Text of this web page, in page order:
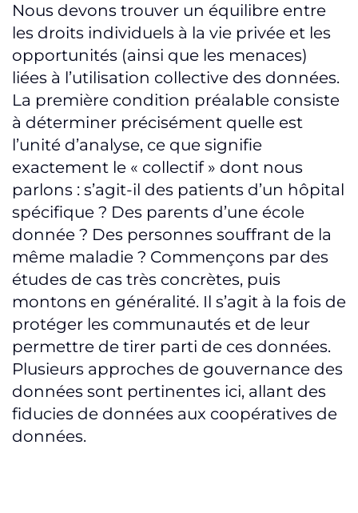
Nous devons trouver un équilibre entre
les droits individuels à la vie privée et les
opportunités (ainsi que les menaces)
liées à l’utilisation collective des données.
La première condition préalable consiste
à déterminer précisément quelle est
l’unité d’analyse, ce que signifie
exactement le « collectif » dont nous
parlons : s’agit-il des patients d’un hôpital
spécifique ? Des parents d’une école
donnée ? Des personnes souffrant de la
même maladie ? Commençons par des
études de cas très concrètes, puis
montons en généralité. Il s’agit à la fois de
protéger les communautés et de leur
permettre de tirer parti de ces données.
Plusieurs approches de gouvernance des
données sont pertinentes ici, allant des
fiducies de données aux coopératives de
données.